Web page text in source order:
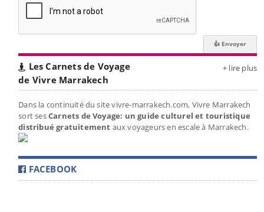
Les Carnets de Voyage
de Vivre Marrakech
+ lire plus
Dans la continuité du site vivre-marrakech.com, Vivre Marrakech
sort sesCarnets de Voyage: un guide culturel et touristique
distribué gratuitement aux voyageurs en escale à Marrakech.
FACEBOOK